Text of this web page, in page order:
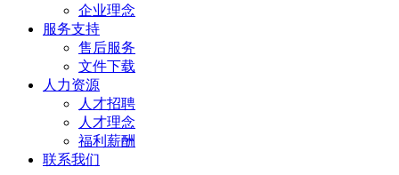
企业理念
服务支持
售后服务
文件下载
人力资源
人才招聘
人才理念
福利薪酬
联系我们